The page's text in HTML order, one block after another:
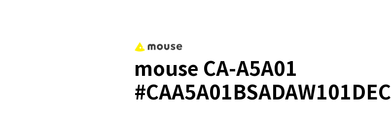
mouse CA-A5A01
#CAA5A01BSADAW101DEC